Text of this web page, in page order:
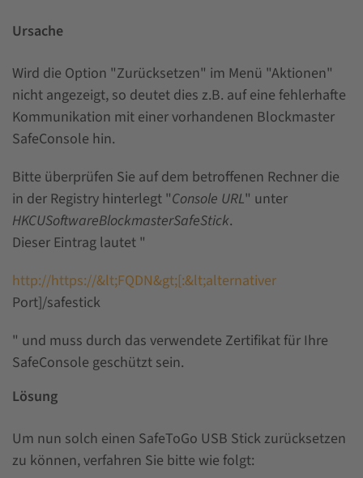
Ursache
Wird die Option "Zurücksetzen" im Menü "Aktionen"
nicht angezeigt, so deutet dies z.B. auf eine fehlerhafte
Kommunikation mit einer vorhandenen Blockmaster
SafeConsole hin.
Bitte überprüfen Sie auf dem betroffenen Rechner die
in der Registry hinterlegt "Console URL" unter
HKCUSoftwareBlockmasterSafeStick.
Dieser Eintrag lautet "
http://https://&lt;FQDN&gt;[:&lt;alternativer
Port]/safestick
" und muss durch das verwendete Zertifikat für Ihre
SafeConsole geschützt sein.
Lösung
Um nun solch einen SafeToGo USB Stick zurücksetzen
zu können, verfahren Sie bitte wie folgt: